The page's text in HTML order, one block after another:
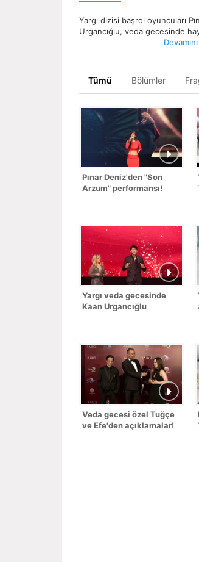
Yargı dizisi başrol oyuncuları
Urgancığlu, veda gecesinde
Tümü Bölümler
Pınar Deniz'den "Son
Arzum" performansı!
Yargı veda gecesinde
Kaan Urgancığlu
Veda gecesi özel Tuğçe
ve Efe'den açıklamalar!